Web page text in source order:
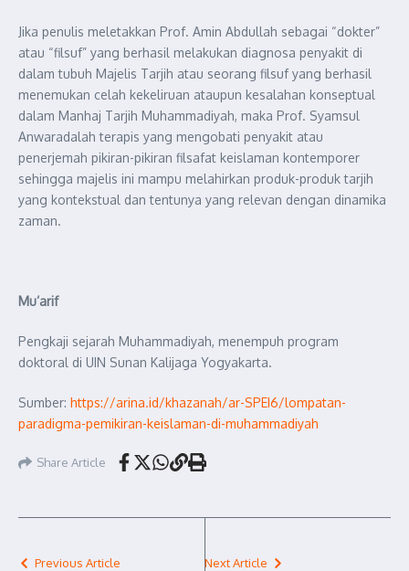
Jika penulis meletakkan Prof. Amin Abdullah sebagai “dokter”
atau “filsuf” yang berhasil melakukan diagnosa penyakit di
dalam tubuh Majelis Tarjih atau seorang filsuf yang berhasil
menemukan celah kekeliruan ataupun kesalahan konseptual
dalam Manhaj Tarjih Muhammadiyah, maka Prof. Syamsul
Anwaradalah terapis yang mengobati penyakit atau
penerjemah pikiran-pikiran filsafat keislaman kontemporer
sehingga majelis ini mampu melahirkan produk-produk tarjih
yang kontekstual dan tentunya yang relevan dengan dinamika
zaman.
Mu’arif
Pengkaji sejarah Muhammadiyah, menempuh program
doktoral di UIN Sunan Kalijaga Yogyakarta.
Sumber: https://arina.id/khazanah/ar-SPEI6/lompatan-
paradigma-pemikiran-keislaman-di-muhammadiyah
Share Article
Previous Article Next Article